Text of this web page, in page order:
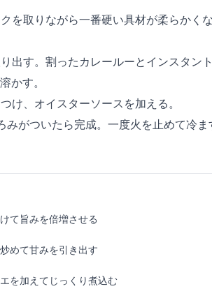
を取りながら一番硬い具材が柔らかく
出す。割ったカレールーとインスタン
かす。
け、オイスターソースを加える。
みがついたら完成。一度火を止めて冷
て旨みを倍増させる
めて甘みを引き出す
を加えてじっくり煮込む